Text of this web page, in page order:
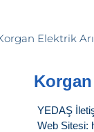
YEDAŞ
Web Sitesi: